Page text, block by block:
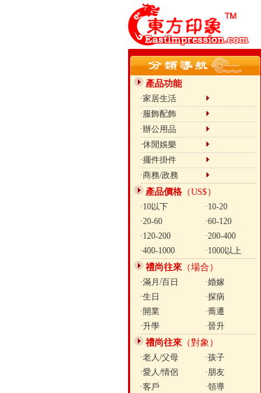
產品功能
·家居生活
·服飾配飾
·辦公用品
·休閒娛樂
·擺件掛件
·商務/政務
產品價格 （US$）
·10以下
·10-20
·20-60
·60-120
·120-200
·200-400
·400-1000
·1000以上
禮尚往來 （場合）
·滿月/百日
·婚嫁
·生日
·探病
·開業
·喬遷
·升學
·晉升
禮尚往來 （對象）
·老人/父母
·孩子
·愛人/情侶
·朋友
·客戶
·領導